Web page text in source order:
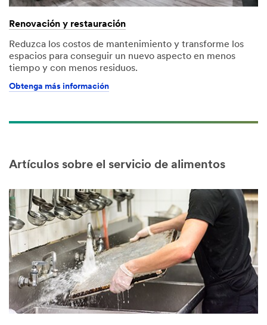
Renovación y restauración
Reduzca los costos de mantenimiento y transforme los
espacios para conseguir un nuevo aspecto en menos
tiempo y con menos residuos.
Obtenga más información
Artículos sobre el servicio de alimentos